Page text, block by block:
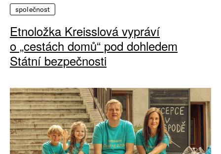
společnost
Etnoložka Kreisslová vypráví
o „cestách domů“ pod dohledem
Státní bezpečnosti